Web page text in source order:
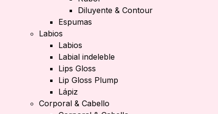
Diluyente & Contour
Espumas
Labios
Labios
Labial indeleble
Lips Gloss
Lip Gloss Plump
Lápiz
Corporal & Cabello